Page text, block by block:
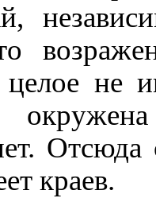
не
Отсюда
краев.